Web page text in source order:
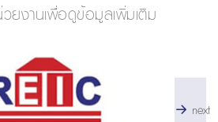
ยงานเพื่อดูข้อมูลเพิ่มเติม
next